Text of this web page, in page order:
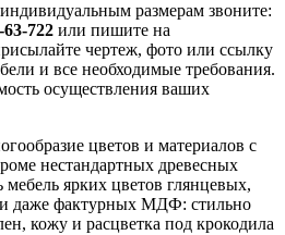
размерам звоните:
63-722 или пишите на
чертеж, фото или ссылку
и все необходимые требования.
осуществления ваших
цветов и материалов с
нестандартных древесных
мебель ярких цветов глянцевых,
даже фактурных МДФ: стильно
кожу и расцветка под крокодила